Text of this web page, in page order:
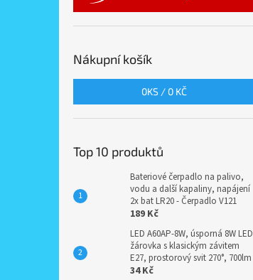
Nákupní košík
0KS / 0 KČ
Top 10 produktů
Bateriové čerpadlo na palivo,
vodu a další kapaliny, napájení
2x bat LR20 - Čerpadlo V121
189 Kč
LED A60AP-8W, úsporná 8W LED
žárovka s klasickým závitem
E27, prostorový svit 270°, 700lm
34 Kč